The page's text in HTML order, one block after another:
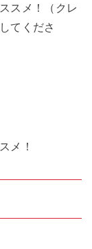
スメ！（クレ
てくださ
メ！